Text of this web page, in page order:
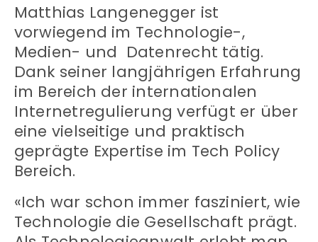
Matthias Langenegger ist
vorwiegend im Technologie-,
Medien- und Datenrecht tätig.
Dank seiner langjährigen Erfahrung
im Bereich der internationalen
Internetregulierung verfügt er über
eine vielseitige und praktisch
geprägte Expertise im Tech Policy
Bereich.
«Ich war schon immer fasziniert, wie
Technologie die Gesellschaft prägt.